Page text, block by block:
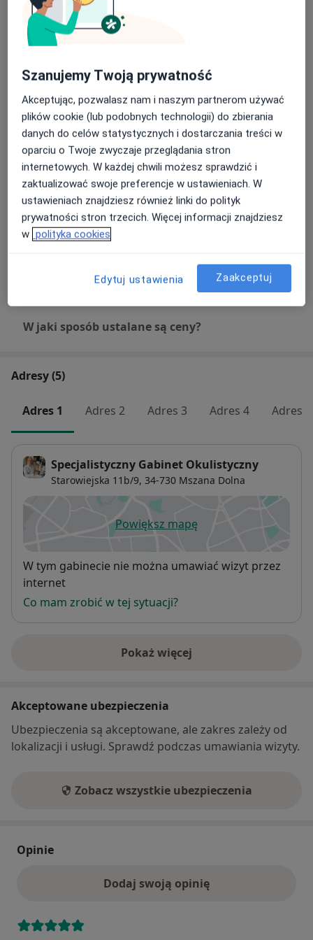
Konsultacja okulistyczna
Od 150 zł Szczegóły
Konsultacja okulistyczna (kolejna wizyta)
Od 100 zł Szczegóły
Konsultacja okulistyczna (pierwsza wizyta)
Szczegóły
Konsultacja okulistyczna dzieci
Od 150 zł Szczegóły
Badania diagnostyczne
W jaki sposób ustalane są ceny?
Adresy (5)
Adres 1 Adres 2 Adres 3 Adres 4 Adres 5
Specjalistyczny Gabinet Okulistyczny
Starowiejska 11b/9, 34-730 Mszana Dolna
Powiększ mapęotwiera się w nowej karcie
Dostępność
W tym gabinecie nie można umawiać wizyt przez
internet
Co mam zrobić w tej sytuacji?
Pokaż więcej
o adresie
Akceptowane ubezpieczenia
Ubezpieczenia są akceptowane, ale zakres zależy od
lokalizacji i usługi. Sprawdź podczas umawiania wizyty.
Zobacz wszystkie ubezpieczenia
Opinie
Dodaj swoją opinię
Szanujemy Twoją prywatność
Akceptując, pozwalasz nam i naszym partnerom używać
plików cookie (lub podobnych technologii) do zbierania
danych do celów statystycznych i dostarczania treści w
oparciu o Twoje zwyczaje przeglądania stron
internetowych. W każdej chwili możesz sprawdzić i
zaktualizować swoje preferencje w ustawieniach. W
ustawieniach znajdziesz również linki do polityk
prywatności stron trzecich. Więcej informacji znajdziesz
w polityka cookies
Edytuj ustawienia Zaakceptuj